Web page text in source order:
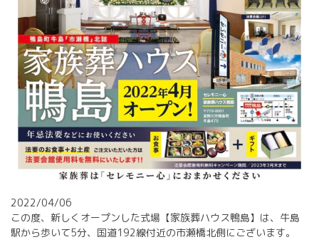
2022/04/06
この度、新しくオープンした式場【家族葬ハウス鴨島】は、牛島
駅から歩いて5分、国道192線付近の市瀬橋北側にございます。